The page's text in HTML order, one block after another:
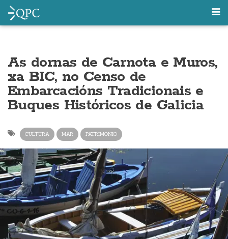
As dornas de Carnota e Muros,
xa BIC, no Censo de
Embarcacións Tradicionais e
Buques Históricos de Galicia
CULTURA MAR PATRIMONIO